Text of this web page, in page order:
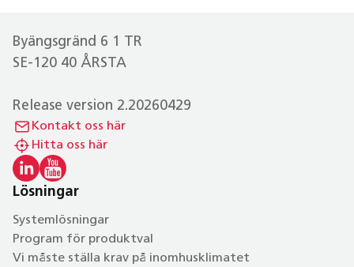
Byängsgränd 6 1 TR
SE-120 40 ÅRSTA
Release version 2.20260429
Kontakt oss här
Hitta oss här
Lösningar
Systemlösningar
Program för produktval
Vi måste ställa krav på inomhusklimatet